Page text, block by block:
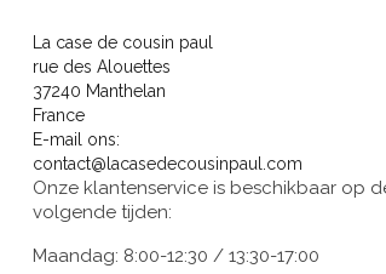
La case de cousin paul
rue des Alouettes
37240 Manthelan
France
E-mail ons:
contact@lacasedecousinpaul.com
Onze klantenservice is beschikbaar op
volgende tijden:
Maandag: 8:00-12:30 / 13:30-17:00